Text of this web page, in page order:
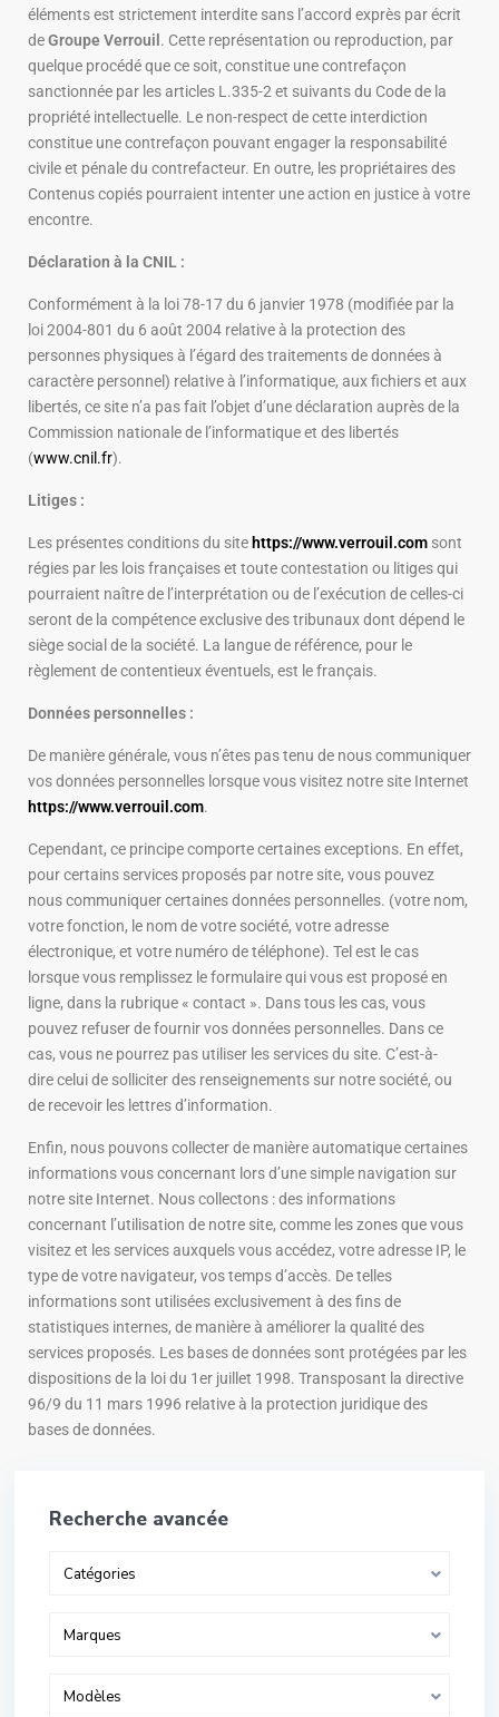
éléments est strictement interdite sans l’accord exprès par écrit
deGroupe Verrouil . Cette représentation ou reproduction, par
quelque procédé que ce soit, constitue une contrefaçon
sanctionnée par les articles L.335-2 et suivants du Code de la
propriété intellectuelle. Le non-respect de cette interdiction
constitue une contrefaçon pouvant engager la responsabilité
civile et pénale du contrefacteur. En outre, les propriétaires des
Contenus copiés pourraient intenter une action en justice à votre
encontre.
Déclaration à la CNIL :
Conformément à la loi 78-17 du 6 janvier 1978 (modifiée par la
loi 2004-801 du 6 août 2004 relative à la protection des
personnes physiques à l’égard des traitements de données à
caractère personnel) relative à l’informatique, aux fichiers et aux
libertés, ce site n’a pas fait l’objet d’une déclaration auprès de la
Commission nationale de l’informatique et des libertés
(www.cnil.fr).
Litiges :
Les présentes conditions du site https://www.verrouil.com sont
régies par les lois françaises et toute contestation ou litiges qui
pourraient naître de l’interprétation ou de l’exécution de celles-ci
seront de la compétence exclusive des tribunaux dont dépend le
siège social de la société. La langue de référence, pour le
règlement de contentieux éventuels, est le français.
Données personnelles :
De manière générale, vous n’êtes pas tenu de nous communiquer
vos données personnelles lorsque vous visitez notre site Internet
https://www.verrouil.com.
Cependant, ce principe comporte certaines exceptions. En effet,
pour certains services proposés par notre site, vous pouvez
nous communiquer certaines données personnelles. (votre nom,
votre fonction, le nom de votre société, votre adresse
électronique, et votre numéro de téléphone). Tel est le cas
lorsque vous remplissez le formulaire qui vous est proposé en
ligne, dans la rubrique « contact ». Dans tous les cas, vous
pouvez refuser de fournir vos données personnelles. Dans ce
cas, vous ne pourrez pas utiliser les services du site. C’est-à-
dire celui de solliciter des renseignements sur notre société, ou
de recevoir les lettres d’information.
Enfin, nous pouvons collecter de manière automatique certaines
informations vous concernant lors d’une simple navigation sur
notre site Internet. Nous collectons : des informations
concernant l’utilisation de notre site, comme les zones que vous
visitez et les services auxquels vous accédez, votre adresse IP, le
type de votre navigateur, vos temps d’accès. De telles
informations sont utilisées exclusivement à des fins de
statistiques internes, de manière à améliorer la qualité des
services proposés. Les bases de données sont protégées par les
dispositions de la loi du 1er juillet 1998. Transposant la directive
96/9 du 11 mars 1996 relative à la protection juridique des
bases de données.
Recherche avancée
Catégories
Marques
Modèles